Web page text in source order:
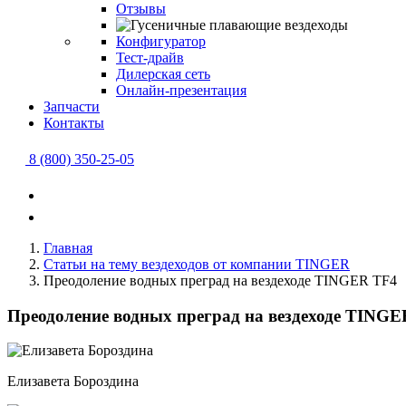
Отзывы
Конфигуратор
Тест-драйв
Дилерская сеть
Онлайн-презентация
Запчасти
Контакты
8 (800) 350-25-05
Главная
Статьи на тему вездеходов от компании TINGER
Преодоление водных преград на вездеходе TINGER TF4
Преодоление водных преград на вездеходе
Елизавета Бороздина